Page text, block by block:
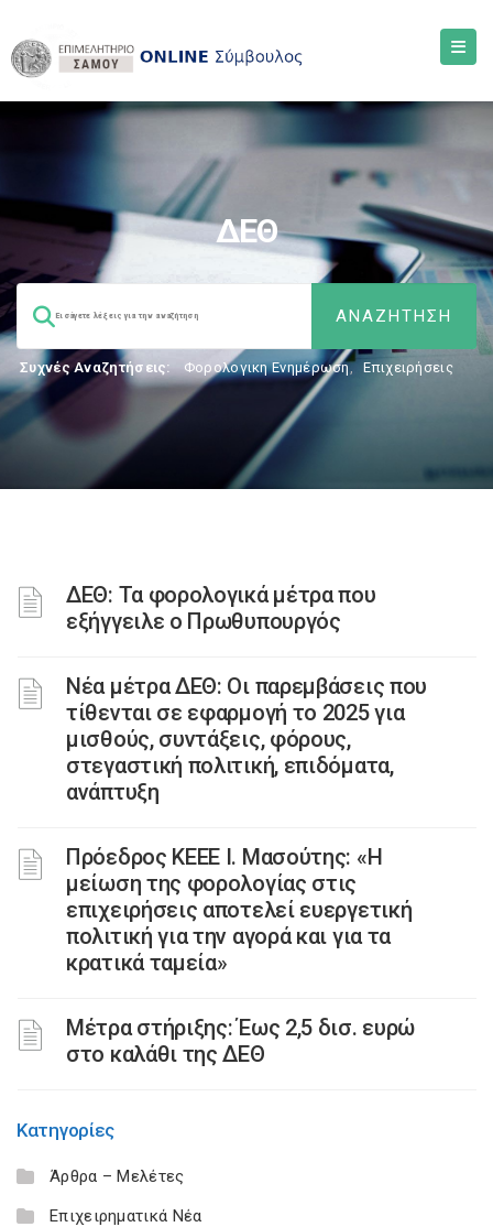
ΔΕΘ
Συχνές Αναζητήσεις: Φορολογικη Ενημέρωση, Επιχειρήσεις
ΔΕΘ: Τα φορολογικά μέτρα που
εξήγγειλε ο Πρωθυπουργός
Νέα μέτρα ΔΕΘ: Οι παρεμβάσεις που
τίθενται σε εφαρμογή το 2025 για
μισθούς, συντάξεις, φόρους,
στεγαστική πολιτική, επιδόματα,
ανάπτυξη
Πρόεδρος ΚΕΕΕ Ι. Μασούτης: «Η
μείωση της φορολογίας στις
επιχειρήσεις αποτελεί ευεργετική
πολιτική για την αγορά και για τα
κρατικά ταμεία»
Μέτρα στήριξης: Έως 2,5 δισ. ευρώ
στο καλάθι της ΔΕΘ
Κατηγορίες
Άρθρα – Μελέτες
Επιχειρηματικά Νέα